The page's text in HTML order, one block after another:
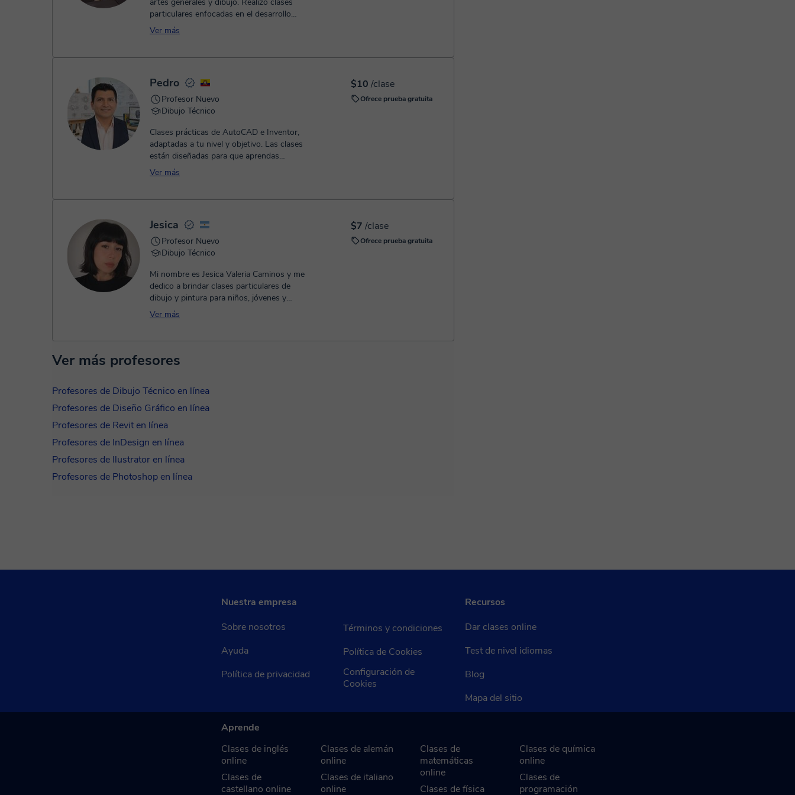
particulares enfocadas en el desarrollo
técnico y creativo de cada es...
Ver más
$10 /clase
Ofrece prueba gratuita
Pedro
Profesor Nuevo
Dibujo Técnico
Clases prácticas de AutoCAD e Inventor,
adaptadas a tu nivel y objetivo. Las clases
están diseñadas para que aprendas
haciendo, con ejercicios práctic...
Ver más
$7 /clase
Ofrece prueba gratuita
Jesica
Profesor Nuevo
Dibujo Técnico
Mi nombre es Jesica Valeria Caminos y me
dedico a brindar clases particulares de
dibujo y pintura para niños, jóvenes y
adultos. Mi objetivo es acompa...
Ver más
Ver más profesores
Profesores de Dibujo Técnico en línea
Profesores de Diseño Gráfico en línea
Profesores de Revit en línea
Profesores de InDesign en línea
Profesores de Ilustrator en línea
Profesores de Photoshop en línea
Nuestra empresa
Sobre nosotros
Ayuda
Política de privacidad
Términos y condiciones
Política de Cookies
Configuración de
Cookies
Recursos
Dar clases online
Test de nivel idiomas
Blog
Mapa del sitio
Aprende
Clases de inglés
online
Clases de
castellano online
Clases de alemán
online
Clases de italiano
online
Clases de
matemáticas
online
Clases de física
Clases de química
online
Clases de
programación